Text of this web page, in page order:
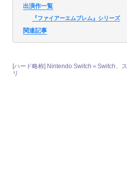
出演作一覧
『ファイアーエムブレム』シリーズ
関連記事
[ハード略称] Nintendo Switch＝Switch、
リ